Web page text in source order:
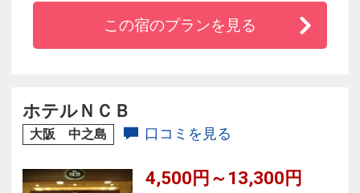
歩１分、ＯＢＰの玄関口に立地
・ＵＳＪまでは直通電車で１８分。ビジネス・
利用可能
・種類豊富なアメニティバー（7階フロント前）
この宿のプランを見る
ホテルＮＣＢ
大阪 中之島 口コミを見る
4,500円～13,300円